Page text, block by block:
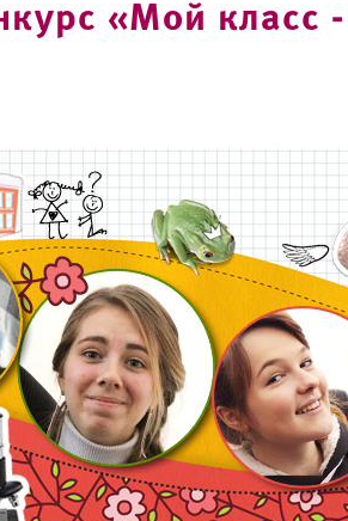
«Мой класс